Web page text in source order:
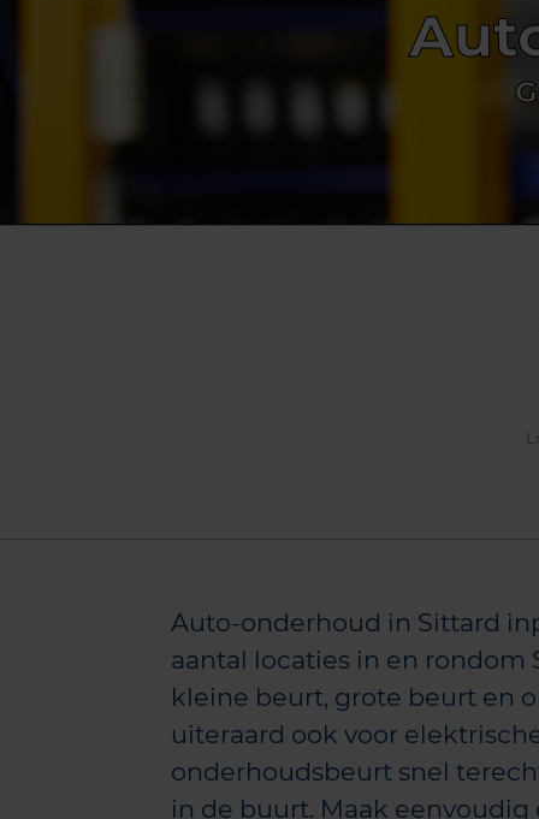
Auto-onderhoud in Sittard
aantal locaties in en rondom
kleine beurt, grote beurt en
uiteraard ook voor
onderhoudsbeurt snel
in de buurt. Maak eenvoudig